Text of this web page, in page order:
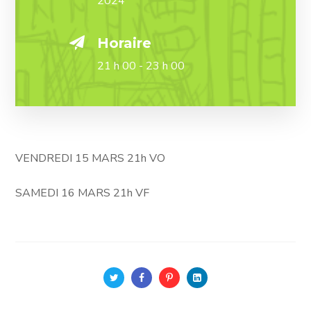
Horaire
21 h 00 - 23 h 00
VENDREDI 15 MARS 21h VO
SAMEDI 16 MARS 21h VF